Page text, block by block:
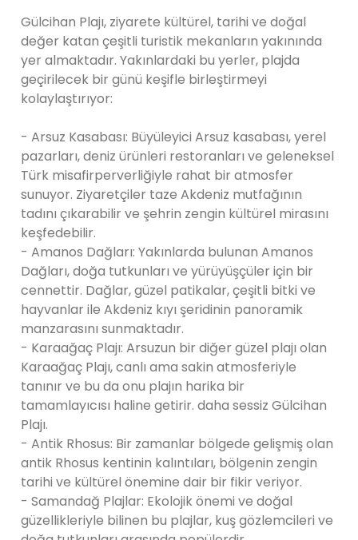
Gülcihan Plajı, ziyarete kültürel, tarihi ve doğal
değer katan çeşitli turistik mekanların yakınında
yer almaktadır. Yakınlardaki bu yerler, plajda
geçirilecek bir günü keşifle birleştirmeyi
kolaylaştırıyor:
- Arsuz Kasabası: Büyüleyici Arsuz kasabası, yerel
pazarları, deniz ürünleri restoranları ve geleneksel
Türk misafirperverliğiyle rahat bir atmosfer
sunuyor. Ziyaretçiler taze Akdeniz mutfağının
tadını çıkarabilir ve şehrin zengin kültürel mirasını
keşfedebilir.
- Amanos Dağları: Yakınlarda bulunan Amanos
Dağları, doğa tutkunları ve yürüyüşçüler için bir
cennettir. Dağlar, güzel patikalar, çeşitli bitki ve
hayvanlar ile Akdeniz kıyı şeridinin panoramik
manzarasını sunmaktadır.
- Karaağaç Plajı: Arsuzun bir diğer güzel plajı olan
Karaağaç Plajı, canlı ama sakin atmosferiyle
tanınır ve bu da onu plajın harika bir
tamamlayıcısı haline getirir. daha sessiz Gülcihan
Plajı.
- Antik Rhosus: Bir zamanlar bölgede gelişmiş olan
antik Rhosus kentinin kalıntıları, bölgenin zengin
tarihi ve kültürel önemine dair bir fikir veriyor.
- Samandağ Plajlar: Ekolojik önemi ve doğal
güzellikleriyle bilinen bu plajlar, kuş gözlemcileri ve